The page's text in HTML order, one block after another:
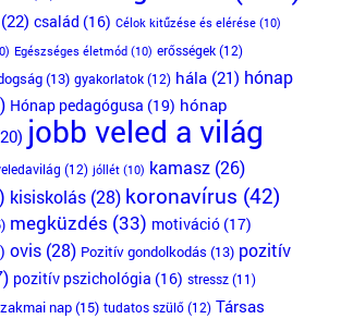
család (16) Célok kitűzése és elérése(10)
Egészséges életmód(10) erősségek(12)
(13) gyakorlatok(12) hála(21) hónap
Hónap pedagógusa (19) hónap
jobb veled a világ
(12) jóllét(10) kamasz(26)
kisiskolás(28) koronavírus (42)
megküzdés (33) motiváció(17)
ovis(28) Pozitív gondolkodás (13) pozitív
pozitív pszichológia (16) stressz(11)
nap(15) tudatos szülő(12) Társas